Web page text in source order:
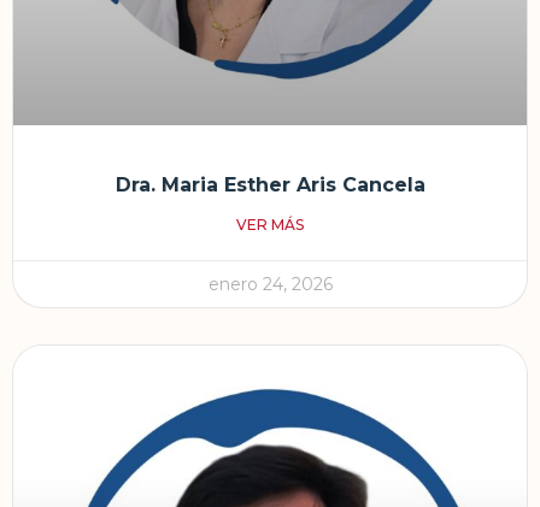
Dra. Maria Esther Aris Cancela
VER MÁS
enero 24, 2026